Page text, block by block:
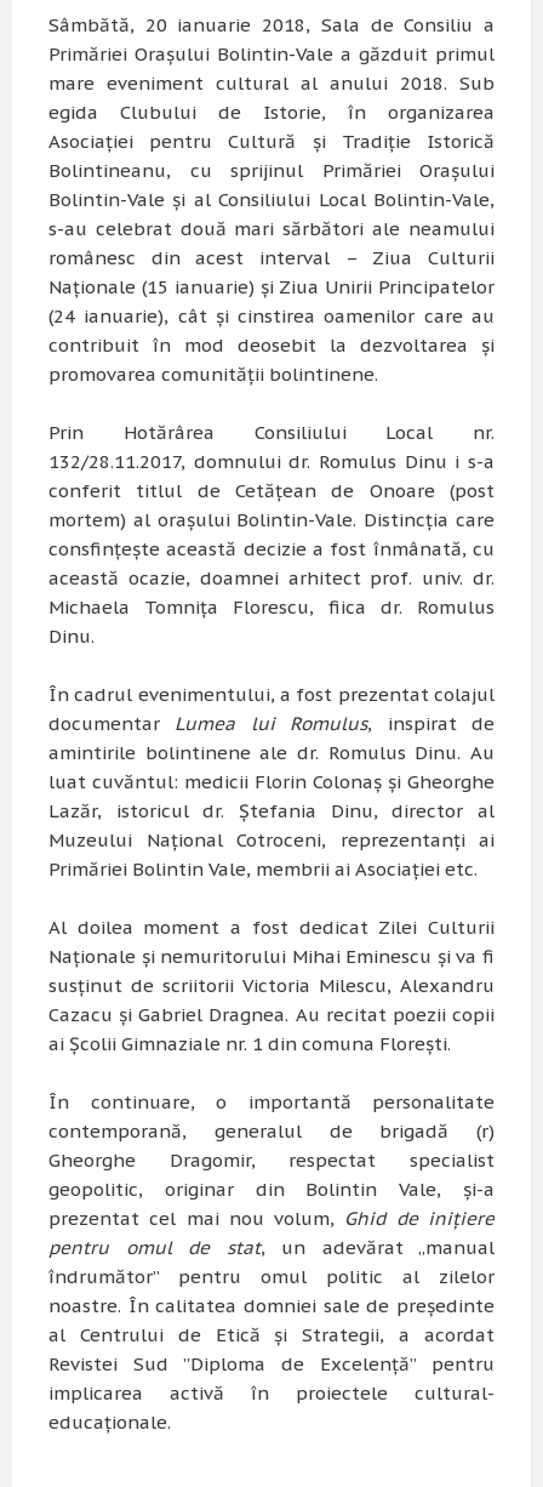
Sâmbătă, 20 ianuarie 2018, Sala de Consiliu a
Primăriei Orașului Bolintin-Vale a găzduit primul
mare eveniment cultural al anului 2018. Sub
egida Clubului de Istorie, în organizarea
Asociaţiei pentru Cultură şi Tradiţie Istorică
Bolintineanu, cu sprijinul Primăriei Orașului
Bolintin-Vale și al Consiliului Local Bolintin-Vale,
s-au celebrat două mari sărbători ale neamului
românesc din acest interval – Ziua Culturii
Naţionale (15 ianuarie) şi Ziua Unirii Principatelor
(24 ianuarie), cât şi cinstirea oamenilor care au
contribuit în mod deosebit la dezvoltarea şi
promovarea comunităţii bolintinene.
Prin Hotărârea Consiliului Local nr.
132/28.11.2017, domnului dr. Romulus Dinu i s-a
conferit titlul de Cetăţean de Onoare (post
mortem) al oraşului Bolintin-Vale. Distincţia care
consfinţeşte această decizie a fost înmânată, cu
această ocazie, doamnei arhitect prof. univ. dr.
Michaela Tomniţa Florescu, fiica dr. Romulus
Dinu.
În cadrul evenimentului, a fost prezentat colajul
documentar Lumea lui Romulus, inspirat de
amintirile bolintinene ale dr. Romulus Dinu. Au
luat cuvăntul: medicii Florin Colonaş şi Gheorghe
Lazăr, istoricul dr. Ştefania Dinu, director al
Muzeului Naţional Cotroceni, reprezentanţi ai
Primăriei Bolintin Vale, membrii ai Asociaţiei etc.
Al doilea moment a fost dedicat Zilei Culturii
Naţionale şi nemuritorului Mihai Eminescu şi va fi
susţinut de scriitorii Victoria Milescu, Alexandru
Cazacu şi Gabriel Dragnea. Au recitat poezii copii
ai Școlii Gimnaziale nr. 1 din comuna Florești.
În continuare, o importantă personalitate
contemporană, generalul de brigadă (r)
Gheorghe Dragomir, respectat specialist
geopolitic, originar din Bolintin Vale, și-a
prezentat cel mai nou volum, Ghid de iniţiere
pentru omul de stat, un adevărat „manual
îndrumător” pentru omul politic al zilelor
noastre. În calitatea domniei sale de președinte
al Centrului de Etică și Strategii, a acordat
Revistei Sud ”Diploma de Excelență” pentru
implicarea activă în proiectele cultural-
educaționale.